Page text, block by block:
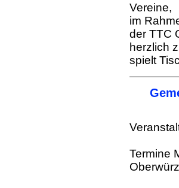
Vereine,
im
der TTC
herzlich
spielt
Termine